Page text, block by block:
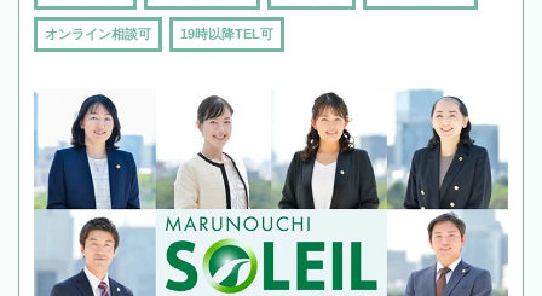
オンライン相談可 19時以降TEL可